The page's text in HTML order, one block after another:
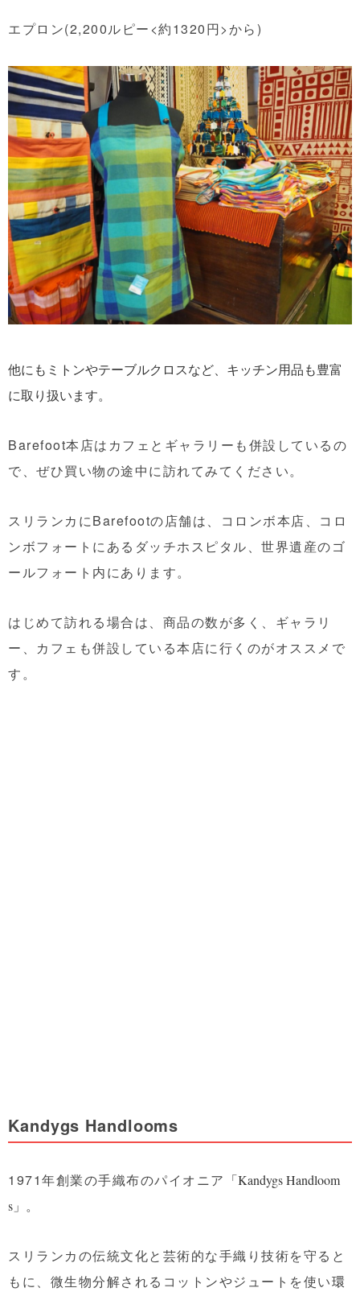
エプロン(2,200ルピー<約1320円>から)
他にもミトンやテーブルクロスなど、キッチン用品も豊富
に取り扱います。
Barefoot本店はカフェとギャラリーも併設しているの
で、ぜひ買い物の途中に訪れてみてください。
スリランカにBarefootの店舗は、コロンボ本店、コロ
ンボフォートにあるダッチホスピタル、世界遺産のゴ
ールフォート内にあります。
はじめて訪れる場合は、商品の数が多く、ギャラリ
ー、カフェも併設している本店に行くのがオススメで
す。
Kandygs Handlooms
1971年創業の手織布のパイオニア 「Kandygs Handloom
s」 。
スリランカの伝統文化と芸術的な手織り技術を守ると
もに、微生物分解されるコットンやジュートを使い環